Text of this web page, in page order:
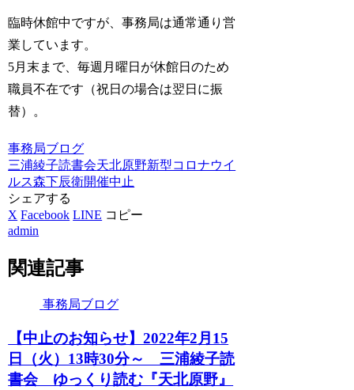
臨時休館中ですが、事務局は通常通り営
業しています。
5月末まで、毎週月曜日が休館日のため
職員不在です（祝日の場合は翌日に振
替）。
事務局ブログ
三浦綾子読書会天北原野新型コロナウイ
ルス森下辰衛開催中止
シェアする
X Facebook LINE コピー
admin
関連記事
事務局ブログ
【中止のお知らせ】2022年2月15
日（火）13時30分～ 三浦綾子読
書会 ゆっくり読む『天北原野』